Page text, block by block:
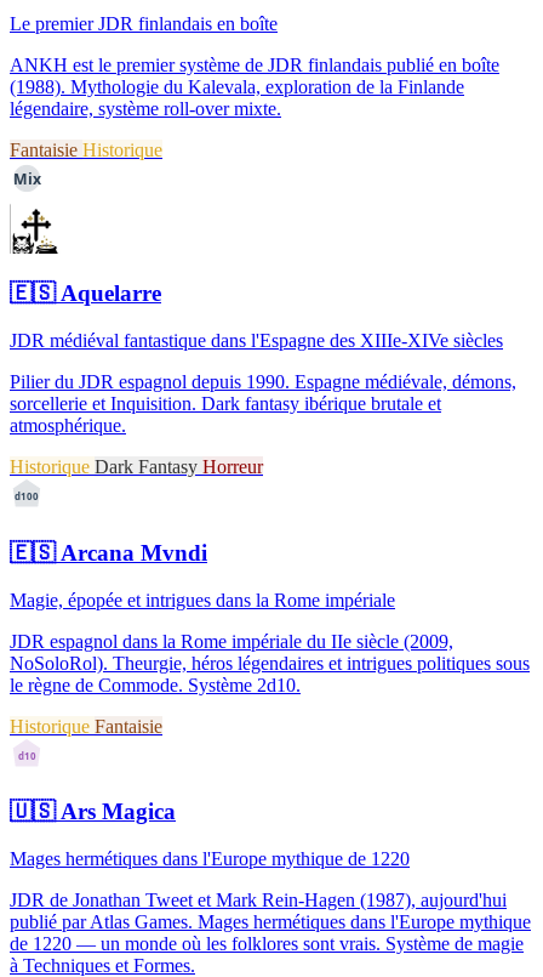
Le premier JDR finlandais en boîte
ANKH est le premier système de JDR finlandais publié en boîte
(1988). Mythologie du Kalevala, exploration de la Finlande
légendaire, système roll-over mixte.
Fantaisie Historique
Mix
🇪🇸Aquelarre
JDR médiéval fantastique dans l'Espagne des XIIIe-XIVe siècles
Pilier du JDR espagnol depuis 1990. Espagne médiévale, démons,
sorcellerie et Inquisition. Dark fantasy ibérique brutale et
atmosphérique.
Historique Dark Fantasy Horreur
d100
🇪🇸Arcana Mvndi
Magie, épopée et intrigues dans la Rome impériale
JDR espagnol dans la Rome impériale du IIe siècle (2009,
NoSoloRol). Theurgie, héros légendaires et intrigues politiques sous
le règne de Commode. Système 2d10.
Historique Fantaisie
d10
🇺🇸Ars Magica
Mages hermétiques dans l'Europe mythique de 1220
JDR de Jonathan Tweet et Mark Rein-Hagen (1987), aujourd'hui
publié par Atlas Games. Mages hermétiques dans l'Europe mythique
de 1220 — un monde où les folklores sont vrais. Système de magie
à Techniques et Formes.